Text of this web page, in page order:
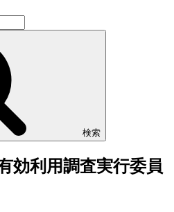
検索
効利用調査実行委員